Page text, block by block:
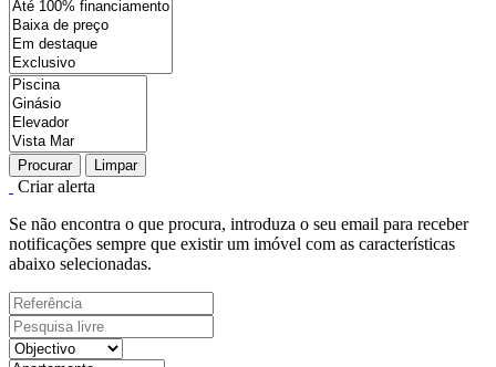
Procurar Limpar
Criar alerta
Se não encontra o que procura, introduza o seu email para receber
notificações sempre que existir um imóvel com as características
abaixo selecionadas.